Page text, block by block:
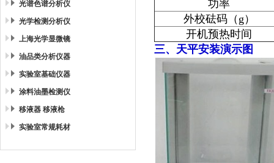
光谱色谱分析仪
光学检测分析仪
上海光学显微镜
油品类分析仪器
实验室基础仪器
涂料油墨检测仪
移液器 移液枪
实验室常规耗材
功率
外校砝码（g）
开机预热时间
三、天平安装演示图